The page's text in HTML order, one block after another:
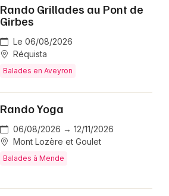
Rando Grillades au Pont de
Girbes
Le 06/08/2026
Réquista
Balades en Aveyron
Rando Yoga
06/08/2026 → 12/11/2026
Mont Lozère et Goulet
Balades à Mende